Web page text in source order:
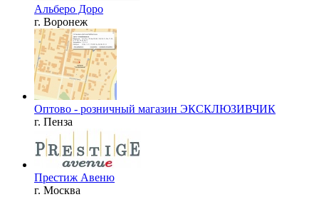
Альберо Доро
г. Воронеж
Оптово - розничный магазин ЭКСКЛЮЗИВЧИК
г. Пенза
Престиж Авеню
г. Москва